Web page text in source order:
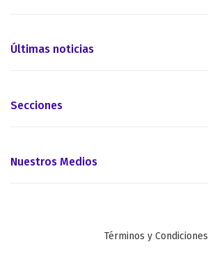
Últimas noticias
Secciones
Nuestros Medios
Términos y Condiciones